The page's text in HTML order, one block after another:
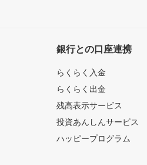
銀行との口座連携
らくらく入金
らくらく出金
残高表示サービス
投資あんしんサービス
ハッピープログラム